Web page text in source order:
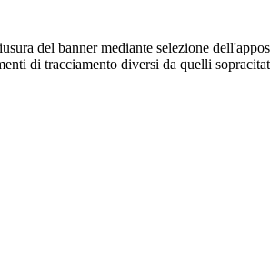
del banner mediante selezione
di tracciamento diversi da quelli